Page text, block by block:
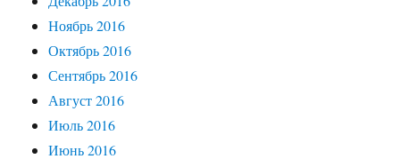
Ноябрь 2016
Октябрь 2016
Сентябрь 2016
Август 2016
Июль 2016
Июнь 2016